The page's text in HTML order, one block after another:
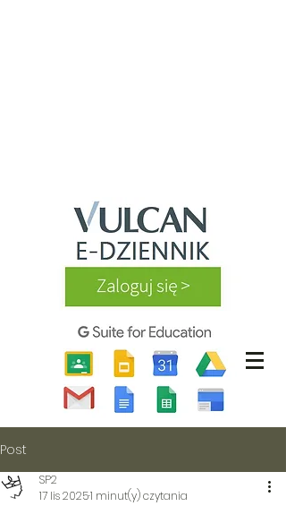
Post
SP2
17 lis 20251 minut(y) czytania